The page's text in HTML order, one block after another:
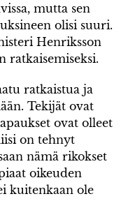
mutta sen
olisi suuri.
Henriksson
ratkaisemiseksi.
ratkaistua ja
Tekijät ovat
ovat olleet
on tehnyt
nämä rikokset
oikeuden
kuitenkaan ole